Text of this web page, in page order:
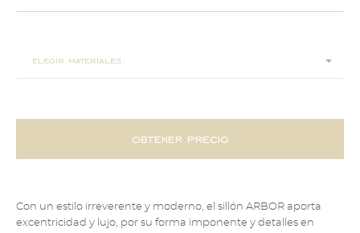
elegir materiales:
obtener precio
Con un estilo irreverente y moderno, el sillón ARBOR aporta
excentricidad y lujo, por su forma imponente y detalles en